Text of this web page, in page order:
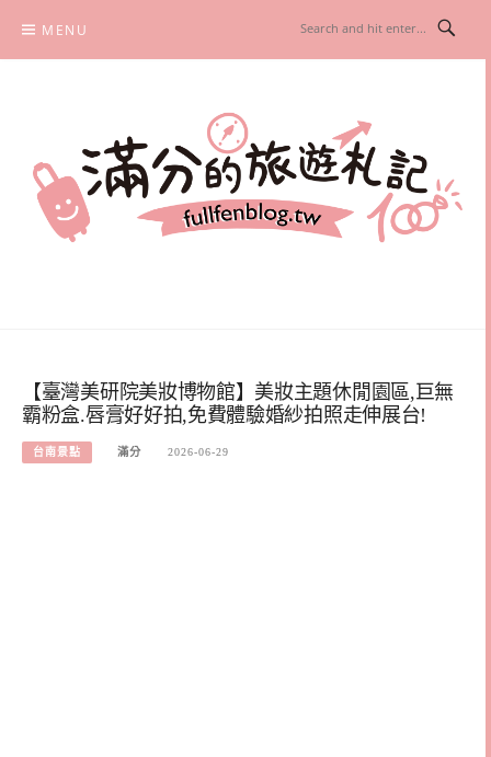
content
MENU
【臺灣美研院美妝博物館】美妝主題休閒園區,巨無
霸粉盒.唇膏好好拍,免費體驗婚紗拍照走伸展台!
台南景點 滿分 2026-06-29